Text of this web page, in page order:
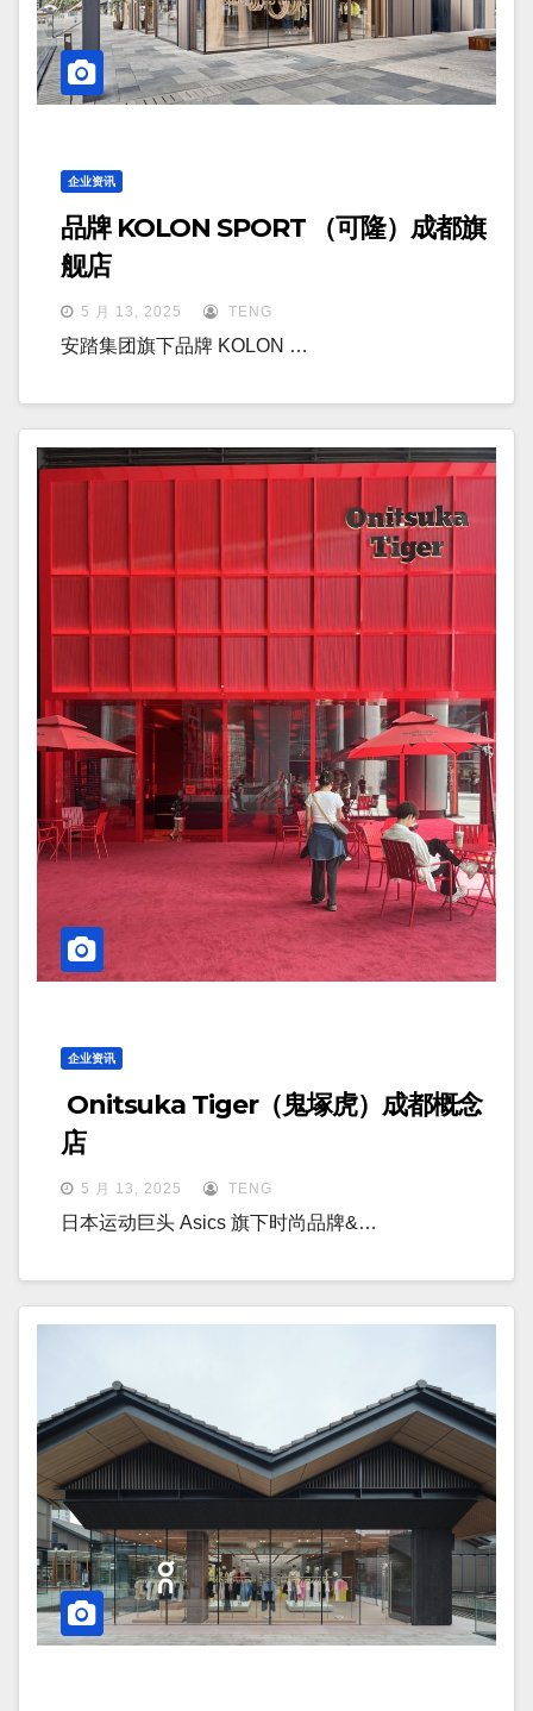
企业资讯
品牌 KOLON SPORT （可隆）成都旗
舰店
5 月 13, 2025 TENG
安踏集团旗下品牌 KOLON …
企业资讯
Onitsuka Tiger（鬼塚虎）成都概念
店
5 月 13, 2025 TENG
日本运动巨头 Asics 旗下时尚品牌&…